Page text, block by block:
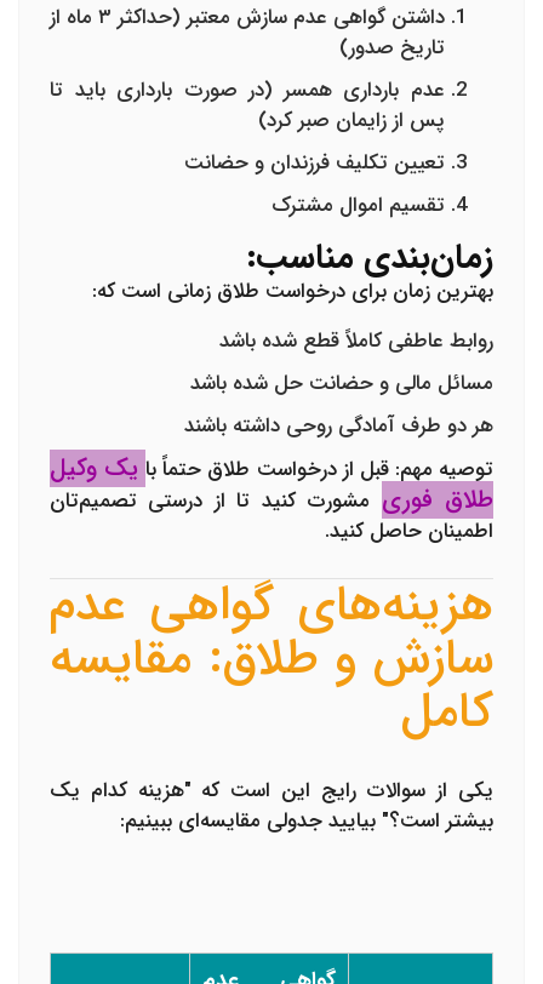
داشتن گواهی عدم سازش معتبر
(حداکثر ۳ ماه از
تاریخ صدور)
عدم بارداری همسر (در صورت بارداری باید تا
پس از زایمان صبر کرد)
تعیین تکلیف فرزندان و حضانت
تقسیم اموال مشترک
زمان‌بندی مناسب:
بهترین زمان برای درخواست طلاق زمانی است که:
روابط عاطفی کاملاً قطع شده باشد
مسائل مالی و حضانت حل شده باشد
هر دو طرف آمادگی روحی داشته باشند
توصیه مهم: قبل از درخواست طلاق حتماً بایک وکیل
طلاق فوری مشورت کنید تا از درستی تصمیم‌تان
اطمینان حاصل کنید.
هزینه‌های گواهی عدم
سازش و طلاق: مقایسه
کامل
یکی از سوالات رایج این است که "هزینه کدام یک
بیشتر است؟" بیایید جدولی مقایسه‌ای ببینیم: